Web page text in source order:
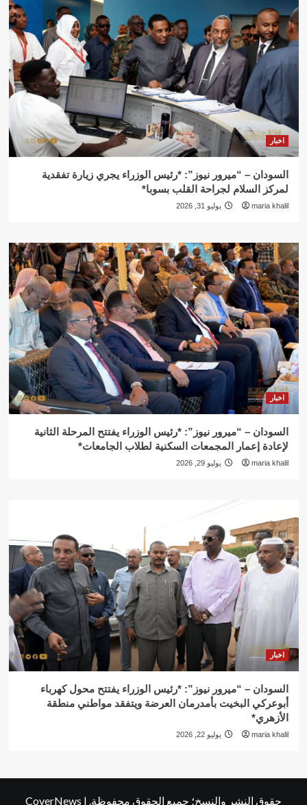
اخبار
السودان – “ميرور نيوز”: *رئيس الوزراء يجري زيارة تفقدية
لمركز السلام لجراحة القلب بسوبا*
maria khalil يوليو 31, 2026
اخبار
السودان – “ميرور نيوز”: *رئيس الوزراء يفتتح المرحلة الثانية
لإعادة إعمار المجمعات السكنية لطلاب الجامعات*
maria khalil يوليو 29, 2026
اخبار
السودان – “ميرور نيوز”: *رئيس الوزراء يفتتح محول كهرباء
أبوعركي البخيت بأمدرمان العرضة ويتفقد مواطني منطقة
الأزهري*
maria khalil يوليو 22, 2026
حقوق النشر والنسخ؛ جميع الحقوق محفوظة. |
CoverNews